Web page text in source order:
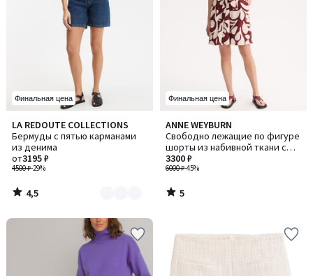
Финальная цена
LA REDOUTE COLLECTIONS
Бермуды с пятью карманами
из денима
4500 ₽-29%
от3195 ₽
4,5
/ 5
Количество
цветов:
2
4,5
/
Финальная цена
ANNE WEYBURN
Свободно лежащие по фигуре
шорты из набивной ткани с
графическим рисунком, с
поясом
6000 ₽-45%
3300 ₽
5
/
5
5
/